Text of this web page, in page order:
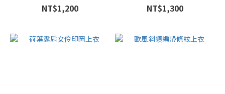
NT$1,200 NT$1,300